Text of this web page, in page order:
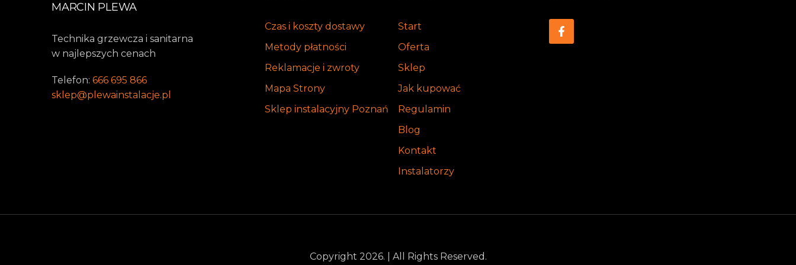
MARCIN PLEWA
Technika grzewcza i sanitarna
w najlepszych cenach
Telefon: 666 695 866
sklep@plewainstalacje.pl
Czas i koszty dostawy
Metody płatności
Reklamacje i zwroty
Mapa Strony
Sklep instalacyjny Poznań
Start
Oferta
Sklep
Jak kupować
Regulamin
Blog
Kontakt
Instalatorzy
Copyright 2026. | All Rights Reserved.